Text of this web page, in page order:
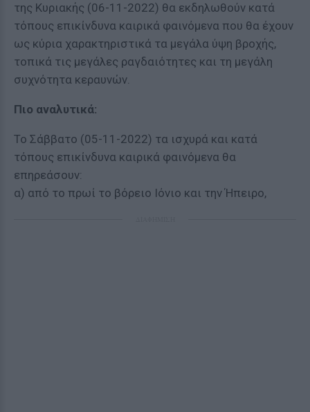
της Κυριακής (06-11-2022) θα εκδηλωθούν κατά
τόπους επικίνδυνα καιρικά φαινόμενα που θα έχουν
ως κύρια χαρακτηριστικά τα μεγάλα ύψη βροχής,
τοπικά τις μεγάλες ραγδαιότητες και τη μεγάλη
συχνότητα κεραυνών.
Πιο αναλυτικά:
Το Σάββατο (05-11-2022) τα ισχυρά και κατά
τόπους επικίνδυνα καιρικά φαινόμενα θα
επηρεάσουν:
α) από το πρωί το βόρειο Ιόνιο και την Ήπειρο,